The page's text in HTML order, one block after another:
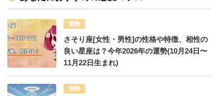
運勢
さそり座[女性・男性]の性格や特徴、相性の
良い星座は？今年2026年の運勢(10月24日〜
11月22日生まれ)
運勢